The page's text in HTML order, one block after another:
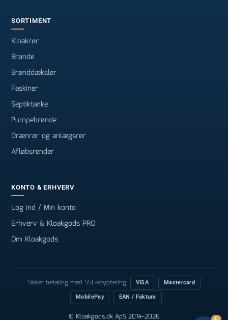
SORTIMENT
Kloakrør
Brønde
Brønddæksler
Faskiner
Septiktanke
Pumpebrønde
Drænrør og anlægsrør
Afløbsrender
KONTO & ERHVERV
Log ind / Min konto
Erhverv & Kloakgods PRO
Om Kloakgods
Sikker betaling med SSL-kryptering VISA Mastercard
MobilePay EAN / Faktura
© Kloakgods.dk ApS 2014–2026 AI